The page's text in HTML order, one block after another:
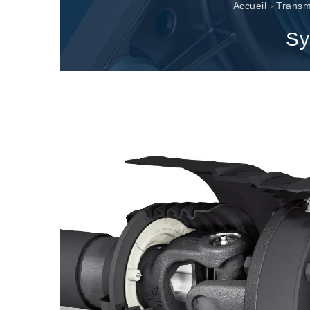
Renvois d'angle fabriqués pour Bondioli & Pavesi
Boitiers a arbres paralleles
Boîtiers et renvois spéciaux
Boîtiers Pump Drive
Embrayages multidisques a commande
Moteurs Orbitaux Fabriqués Pour Bondioli & Pavesi
Systèmes de couplage
Accueil ›